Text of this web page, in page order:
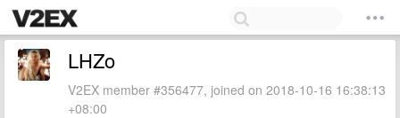
LHZo
V2EX member #356477, joined on 2018-10-16 16:38:13
+08:00